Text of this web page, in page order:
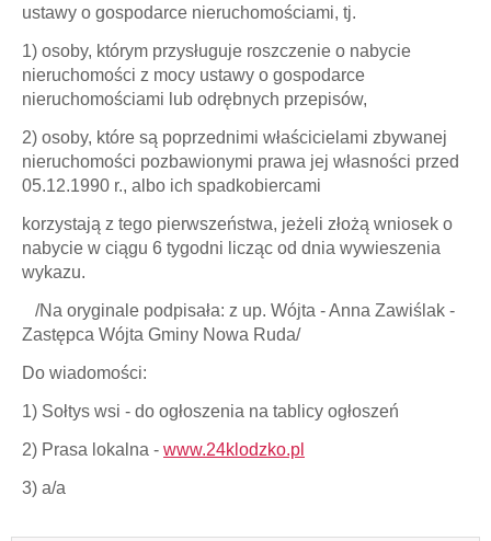
ustawy o gospodarce nieruchomościami, tj.
1) osoby, którym przysługuje roszczenie o nabycie
nieruchomości z mocy ustawy o gospodarce
nieruchomościami lub odrębnych przepisów,
2) osoby, które są poprzednimi właścicielami zbywanej
nieruchomości pozbawionymi prawa jej własności przed
05.12.1990 r., albo ich spadkobiercami
korzystają z tego pierwszeństwa, jeżeli złożą wniosek o
nabycie w ciągu 6 tygodni licząc od dnia wywieszenia
wykazu.
/Na oryginale podpisała: z up. Wójta - Anna Zawiślak -
Zastępca Wójta Gminy Nowa Ruda/
Do wiadomości:
1) Sołtys wsi - do ogłoszenia na tablicy ogłoszeń
2) Prasa lokalna - www.24klodzko.pl
3) a/a